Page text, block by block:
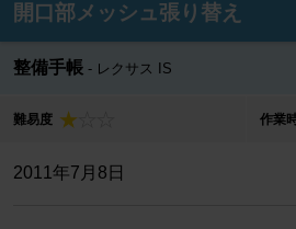
開口部メッシュ張り替え
整備手帳 レクサス IS
難易度 作業
2011年7月8日